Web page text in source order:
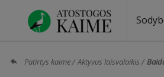
Patirtys kaime Aktyvus laisvalaikis